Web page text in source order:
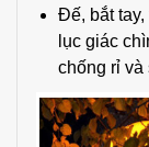
Đế, bắt tay,
lục giác
chống rỉ và